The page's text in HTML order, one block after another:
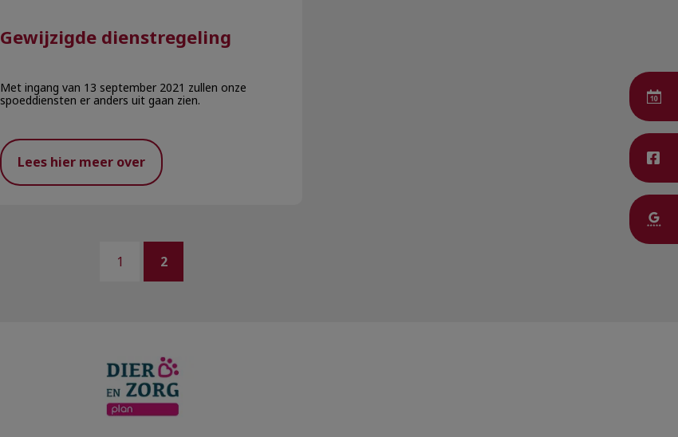
Gewijzigde dienstregeling
Met ingang van 13 september 2021 zullen onze
spoeddiensten er anders uit gaan zien.
Lees hier meer over
1 2